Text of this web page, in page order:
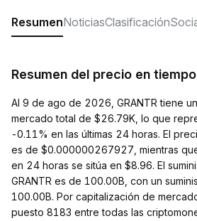
ResumenNoticiasClasificación
Resumen del precio en
Al 9 de ago de 2026, GRANTR tiene
mercado total de $26.79K, lo que
-0.11% en las últimas 24 horas. El
es de $0.000000267927, mientras
en 24 horas se sitúa en $8.96. El
GRANTR es de 100.00B, con un
100.00B. Por capitalización de
puesto 8183 entre todas las